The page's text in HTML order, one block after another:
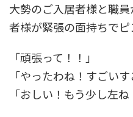
大勢のご入居者様と職
者様が緊張の面持ちでピ
「頑張って！！」
「やったわね！すごいす
「おしい！もう少し左ね